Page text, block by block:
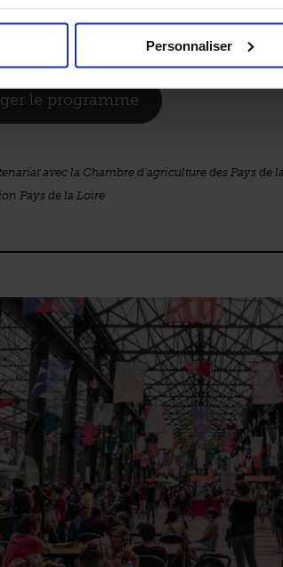
Personnaliser
des Machines de l’île (Parc des
Entrée gratuite
le programme
avec la Chambre d’agriculture des Pays de
Pays de la Loire